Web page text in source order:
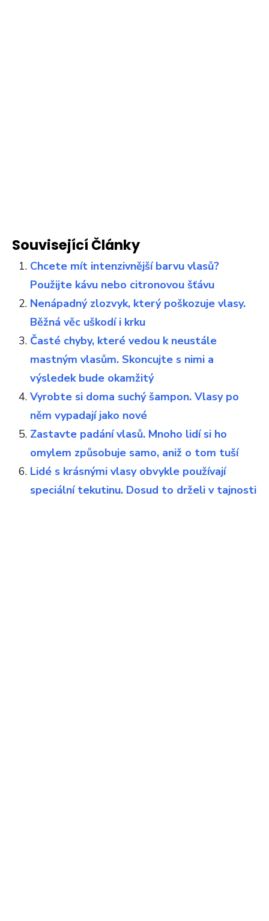
Související Články
Chcete mít intenzivnější barvu vlasů?
Použijte kávu nebo citronovou šťávu
Nenápadný zlozvyk, který poškozuje vlasy.
Běžná věc uškodí i krku
Časté chyby, které vedou k neustále
mastným vlasům. Skoncujte s nimi a
výsledek bude okamžitý
Vyrobte si doma suchý šampon. Vlasy po
něm vypadají jako nové
Zastavte padání vlasů. Mnoho lidí si ho
omylem způsobuje samo, aniž o tom tuší
Lidé s krásnými vlasy obvykle používají
speciální tekutinu. Dosud to drželi v tajnosti